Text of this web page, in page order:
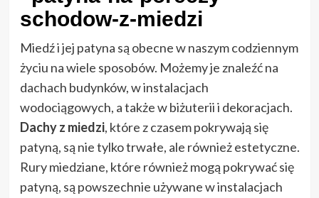
Miedź i jej patyna są obecne w naszym codziennym
życiu na wiele sposobów. Możemy je znaleźć na
dachach budynków, w instalacjach
wodociągowych, a także w biżuterii i dekoracjach.
Dachy z miedzi, które z czasem pokrywają się
patyną, są nie tylko trwałe, ale również estetyczne.
Rury miedziane, które również mogą pokrywać się
patyną, są powszechnie używane w instalacjach